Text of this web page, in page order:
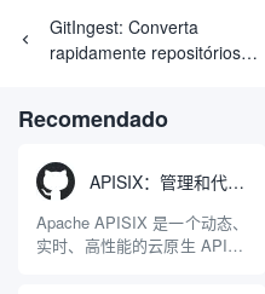
GitIngest: Converta
rapidamente repositórios
compreensão do LLM
Recomendado
APISIX：管理和代理API及大模型流量的高性能网关
Apache APISIX 是一个动态、
实时、高性能的云原生 API 网